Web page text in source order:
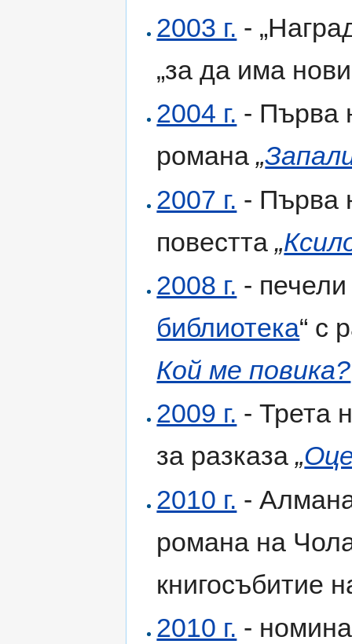
2003 г. -
„за да има
2004 г. - Първа
романа„
2007 г. - Първа
повестта„
2008 г. -
библиотека“ с
Кой ме повика?
2009 г. - Трета
за разказа„
2010 г. -
романа на
книгосъбитие
2010 г. -